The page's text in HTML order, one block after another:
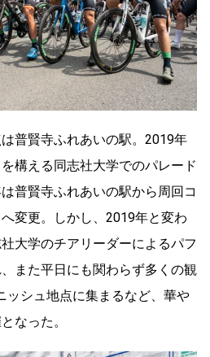
普賢寺ふれあいの駅。2019年
構える同志社大学でのパレード
普賢寺ふれあいの駅から周回コ
変更。しかし、2019年と変わ
大学のチアリーダーによるパフ
また平日にも関わらず多くの観
ッシュ地点に集まるなど、華や
なった。